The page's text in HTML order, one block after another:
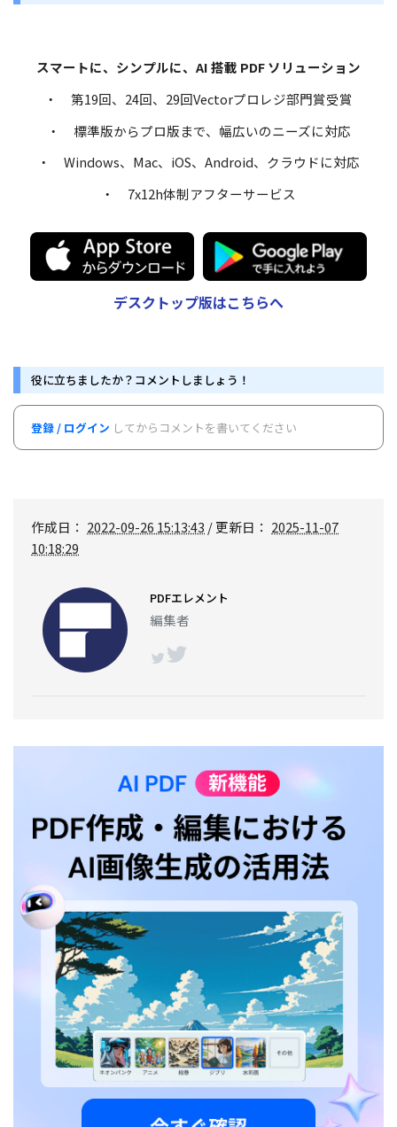
スマートに、シンプルに、AI 搭載 PDF ソリューション
・ 第19回、24回、29回Vectorプロレジ部門賞受賞
・ 標準版からプロ版まで、幅広いのニーズに対応
・ Windows、Mac、iOS、Android、クラウドに対応
・ 7x12h体制アフターサービス
デスクトップ版はこちらへ
役に立ちましたか？コメントしましょう！
登録 / ログイン してからコメントを書いてください
作成日： 2022-09-26 15:13:43 / 更新日： 2025-11-07
10:18:29
PDFエレメント
編集者